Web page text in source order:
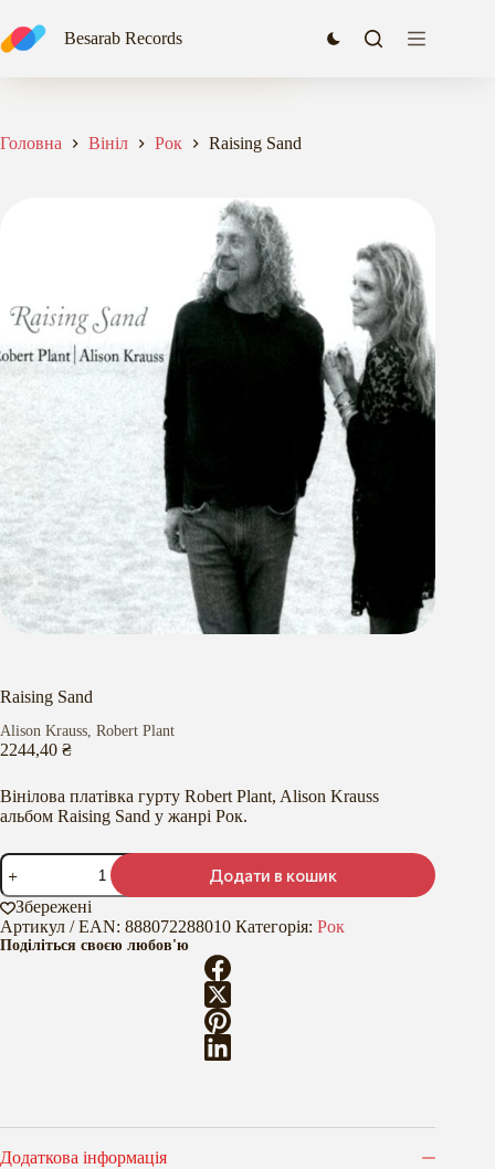
до
вмісту
2244,40₴
Додати в кошик
Besarab Records
Головна Вініл Рок Raising Sand
Raising Sand
Alison Krauss, Robert Plant
2244,40 ₴
Вінілова платівка гурту Robert Plant, Alison Krauss
альбом Raising Sand у жанрі Рок.
Raising
Sand
кількість
Додати в кошик
Збережені
Артикул / EAN: 888072288010 Категорія: Рок
Поділіться своєю любов'ю
Додаткова інформація